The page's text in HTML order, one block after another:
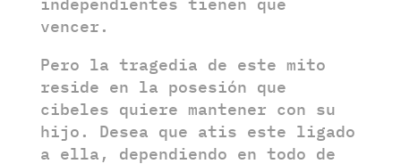
independientes tienen que
vencer.
Pero la tragedia de este mito
reside en la posesión que
cibeles quiere mantener con su
hijo. Desea que atis este ligado
a ella, dependiendo en todo de